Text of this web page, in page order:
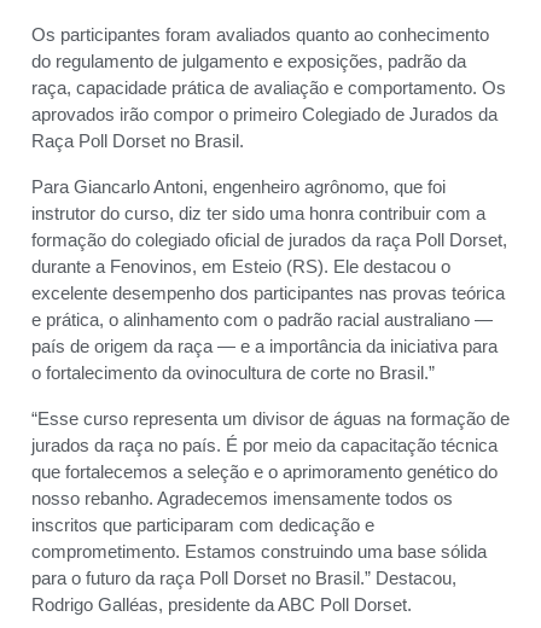
Os participantes foram avaliados quanto ao conhecimento
do regulamento de julgamento e exposições, padrão da
raça, capacidade prática de avaliação e comportamento. Os
aprovados irão compor o primeiro Colegiado de Jurados da
Raça Poll Dorset no Brasil.
Para Giancarlo Antoni, engenheiro agrônomo, que foi
instrutor do curso, diz ter sido uma honra contribuir com a
formação do colegiado oficial de jurados da raça Poll Dorset,
durante a Fenovinos, em Esteio (RS). Ele destacou o
excelente desempenho dos participantes nas provas teórica
e prática, o alinhamento com o padrão racial australiano —
país de origem da raça — e a importância da iniciativa para
o fortalecimento da ovinocultura de corte no Brasil.”
“Esse curso representa um divisor de águas na formação de
jurados da raça no país. É por meio da capacitação técnica
que fortalecemos a seleção e o aprimoramento genético do
nosso rebanho. Agradecemos imensamente todos os
inscritos que participaram com dedicação e
comprometimento. Estamos construindo uma base sólida
para o futuro da raça Poll Dorset no Brasil.” Destacou,
Rodrigo Galléas, presidente da ABC Poll Dorset.